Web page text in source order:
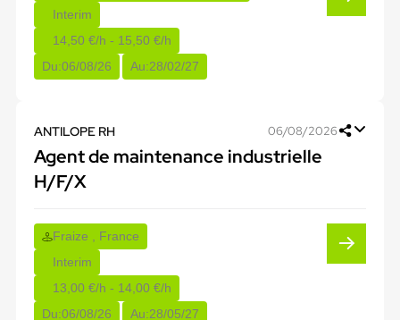
Interim
14,50 €/h - 15,50 €/h
Du:06/08/26 Au:28/02/27
ANTILOPE RH 06/08/2026
Agent de maintenance industrielle
H/F/X
Fraize , France
Interim
13,00 €/h - 14,00 €/h
Du:06/08/26 Au:28/05/27